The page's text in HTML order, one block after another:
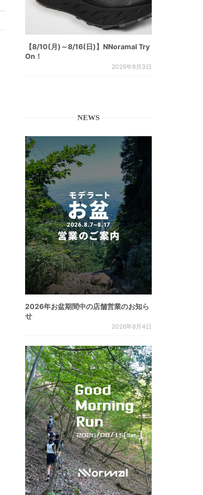
【8/10(月)～8/16(日)】NNoramal Try
On！
2026年8月3日
NEWS
2026年お盆期間中の店舗営業のお知ら
せ
2026年8月4日